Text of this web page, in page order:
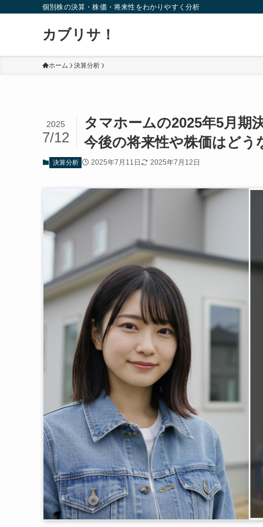
個別株の決算・株価・将来性をわかりやすく分析
カブリサ！
ホーム 決算分析
タマホームの2025年5月期
今後の将来性や株価はどう
2025
7/12
決算分析 2025年7月11日 2025年7月12日